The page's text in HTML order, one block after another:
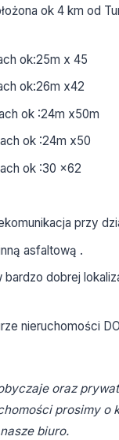
ok 4 km od
ok:25m x 45
ok:26m x42
ok :24m x50m
ok :24m x50
ok :30 x62
przy
asfaltową .
bardzo dobrej
nieruchomości
oraz
prosimy o
biuro.